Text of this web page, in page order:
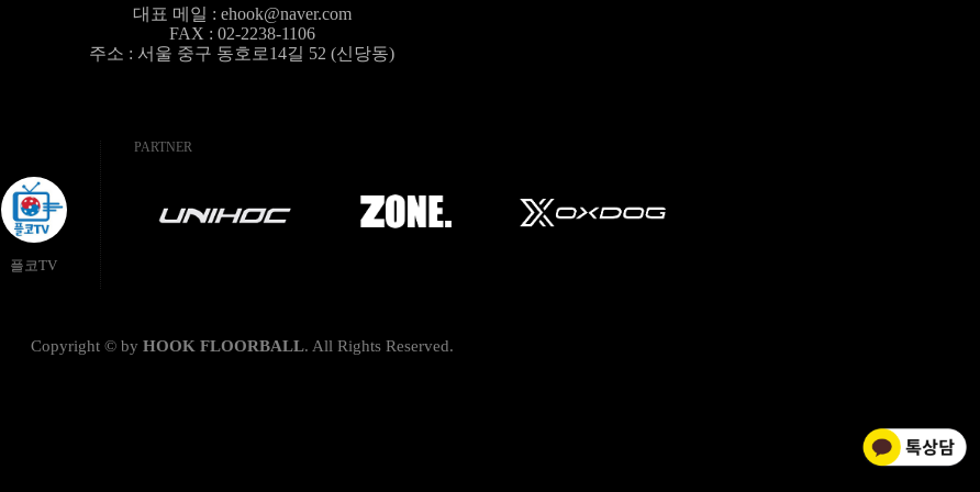
대표 메일 : ehook@naver.com
FAX : 02-2238-1106
주소 : 서울 중구 동호로14길 52 (신당동)
플코TV
PARTNER
Copyright © by HOOK FLOORBALL. All Rights Reserved.